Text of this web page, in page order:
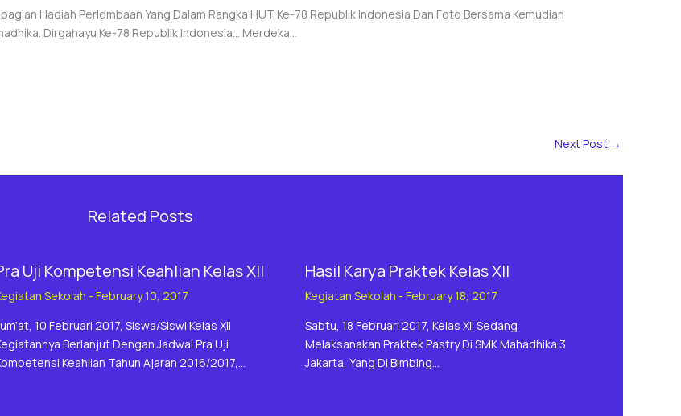
Hadiah Perlombaan Yang Dalam Rangka HUT Ke-78 Republik Indonesia Dan Foto Bersama Kemudian
Dirgahayu Ke-78 Republik Indonesia… Merdeka…
Next Post →
Related Posts
Uji Kompetensi Keahlian Kelas XII
Sekolah - February 10, 2017
10 Februari 2017, Siswa/siswi Kelas XII
Berlanjut Dengan Jadwal Pra Uji
Keahlian Tahun Ajaran 2016/2017,…
Hasil Karya Praktek Kelas XII
Kegiatan Sekolah - February 18, 2017
Sabtu, 18 Februari 2017, Kelas XII Sedang
Melaksanakan Praktek Pastry Di SMK Mahadhika 3
Jakarta, Yang Di Bimbing…